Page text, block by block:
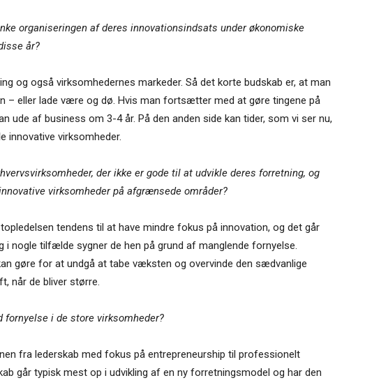
organiseringen af deres innovationsindsats under økonomiske
år?
og også virksomhedernes markeder. Så det korte budskab er, at man
– eller lade være og dø. Hvis man fortsætter med at gøre tingene på
ude af business om 3-4 år. På den anden side kan tider, som vi ser nu,
innovative virksomheder.
der ikke er gode til at udvikle deres forretning, og
virksomheder på afgrænsede områder?
tendens til at have mindre fokus på innovation, og det går
i nogle tilfælde sygner de hen på grund af manglende fornyelse.
gøre for at undgå at tabe væksten og overvinde den sædvanlige
når de bliver større.
fornyelse i de store virksomheder?
fra lederskab med fokus på entrepreneurship til professionelt
går typisk mest op i udvikling af en ny forretningsmodel og har den